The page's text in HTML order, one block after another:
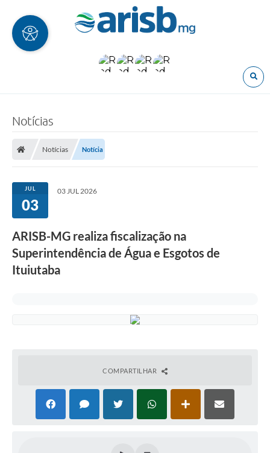
Notícias
Notícias Notícia
JUL
03
03 JUL 2026
ARISB-MG realiza fiscalização na
Superintendência de Água e Esgotos de
Ituiutaba
COMPARTILHAR